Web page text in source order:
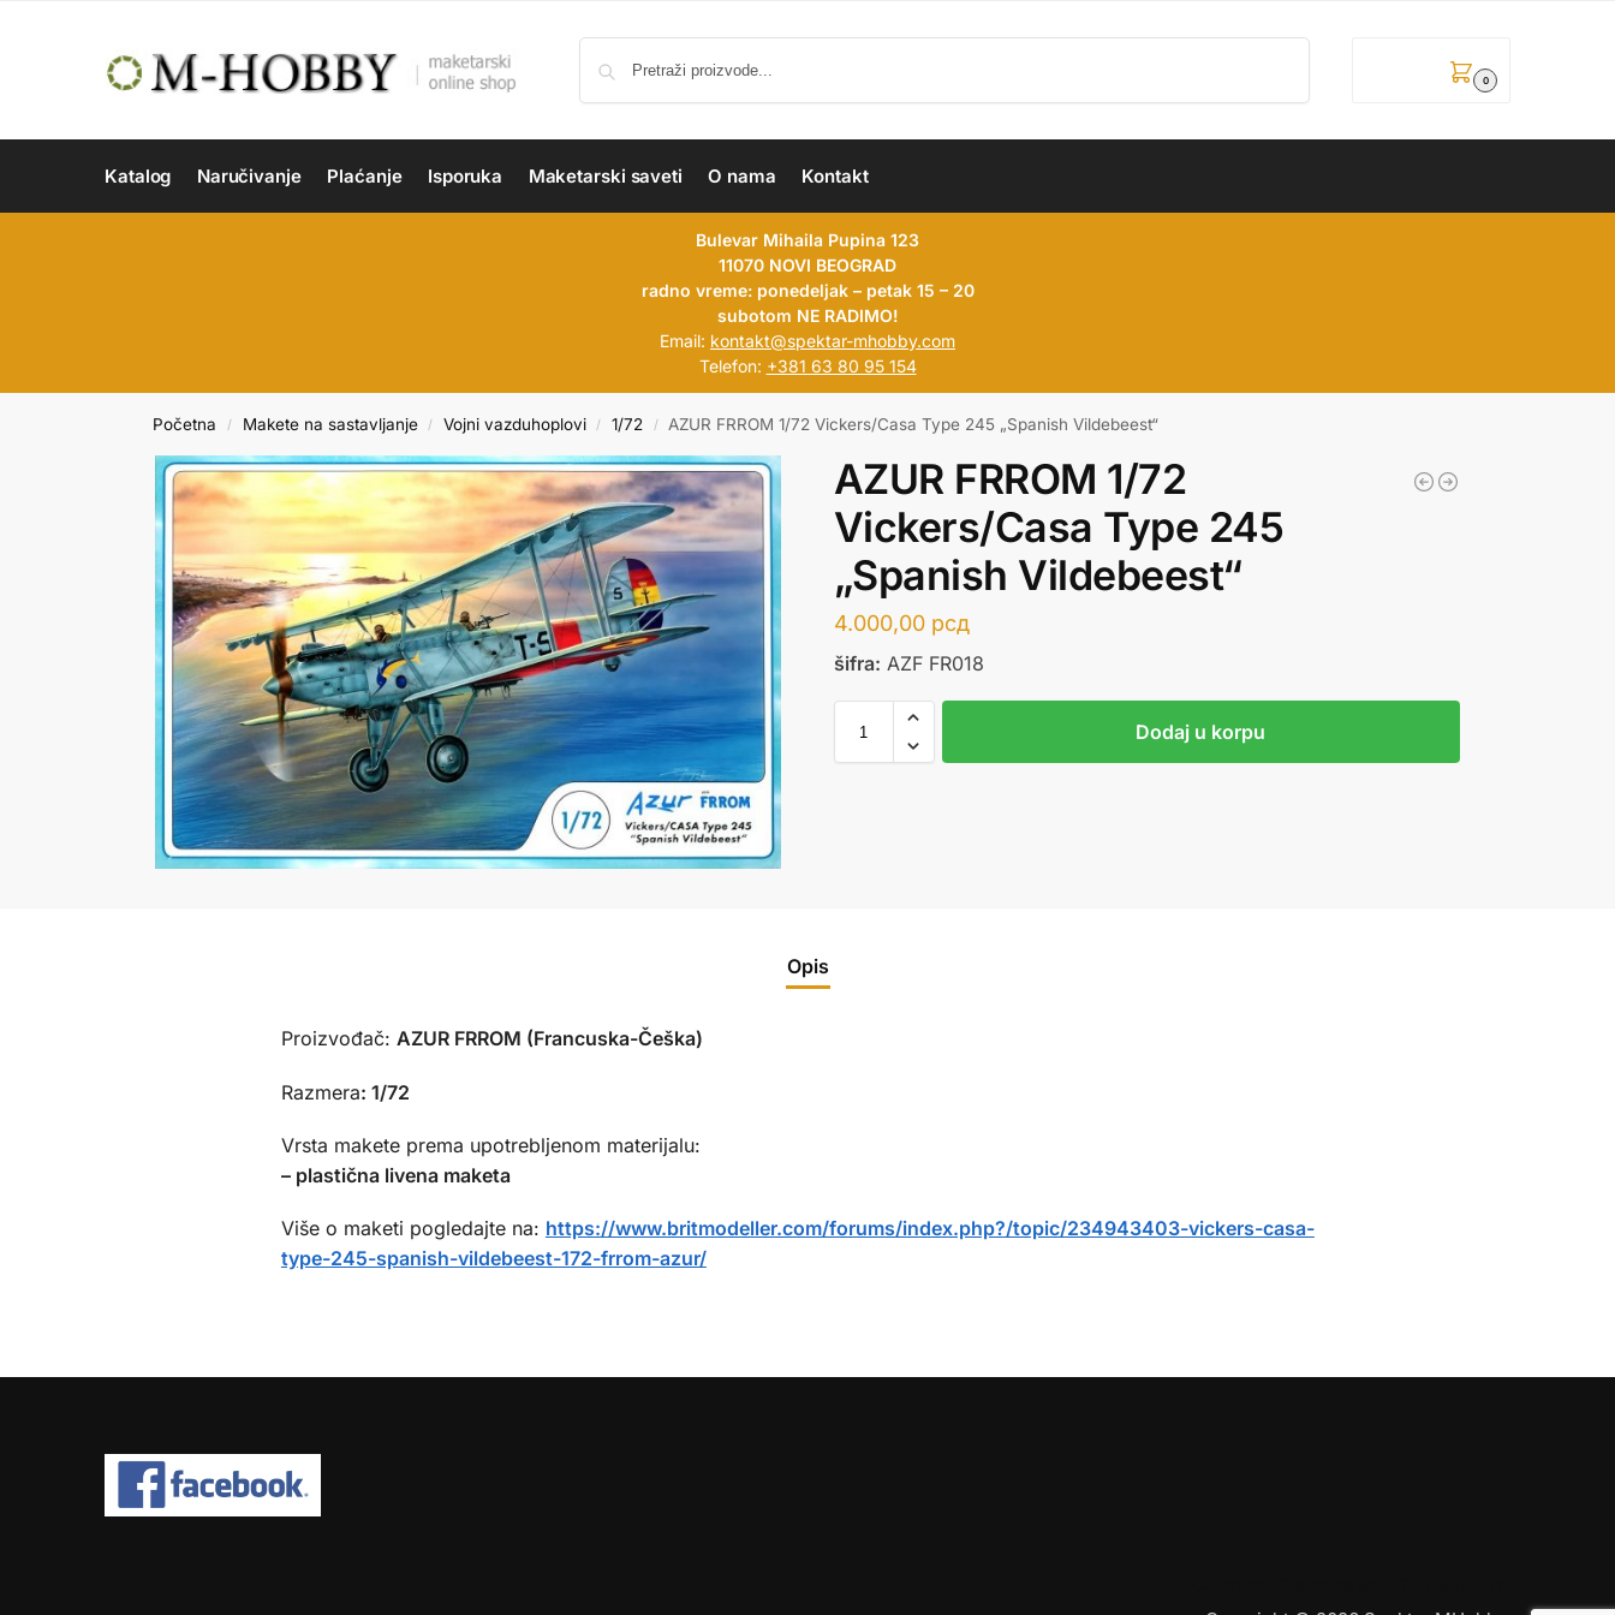
0
Katalog Naručivanje Plaćanje Isporuka Maketarski saveti O nama Kontakt
Bulevar Mihaila Pupina 123
11070 NOVI BEOGRAD
radno vreme: ponedeljak – petak 15 – 20
subotom NE RADIMO!
Email: kontakt@spektar-mhobby.com
Telefon: +381 63 80 95 154
Početna / Makete na sastavljanje / Vojni vazduhoplovi / 1/72 / AZUR FRROM 1/72 Vickers/Casa Type 245 „Spanish Vildebeest“
AZUR FRROM 1/72
Vickers/Casa Type 245
„Spanish Vildebeest“
4.000,00 рсд
šifra: AZF FR018
Dodaj u korpu
Opis
Proizvođač: AZURFRROM (Francuska-Češka)
Razmera: 1/72
Vrsta makete prema upotrebljenom materijalu:
– plastična livena maketa
Više o maketi pogledajte na: https://www.britmodeller.com/forums/index.php?/topic/234943403-vickers-casa-
type-245-spanish-vildebeest-172-frrom-azur/